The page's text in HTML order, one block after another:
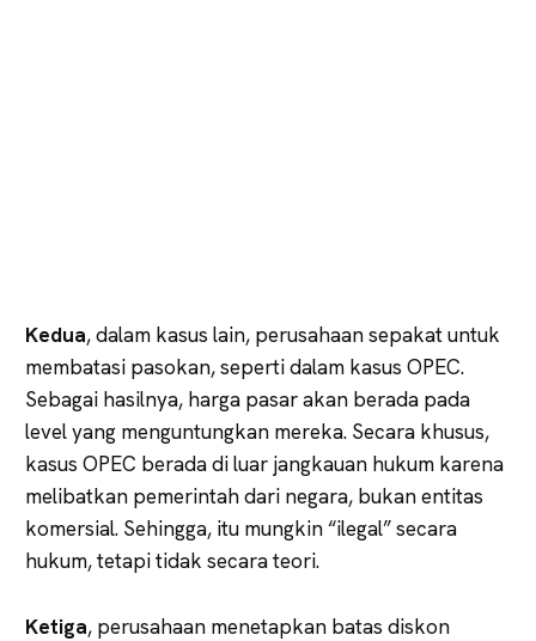
Kedua, dalam kasus lain, perusahaan sepakat untuk
membatasi pasokan, seperti dalam kasus OPEC.
Sebagai hasilnya, harga pasar akan berada pada
level yang menguntungkan mereka. Secara khusus,
kasus OPEC berada di luar jangkauan hukum karena
melibatkan pemerintah dari negara, bukan entitas
komersial. Sehingga, itu mungkin “ilegal” secara
hukum, tetapi tidak secara teori.
Ketiga, perusahaan menetapkan batas diskon